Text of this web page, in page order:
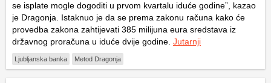
se isplate mogle dogoditi u prvom kvartalu iduće godine”, kazao
je Dragonja. Istaknuo je da se prema zakonu računa kako će
provedba zakona zahtijevati 385 milijuna eura sredstava iz
državnog proračuna u iduće dvije godine. Jutarnji
Ljubljanska banka Metod Dragonja